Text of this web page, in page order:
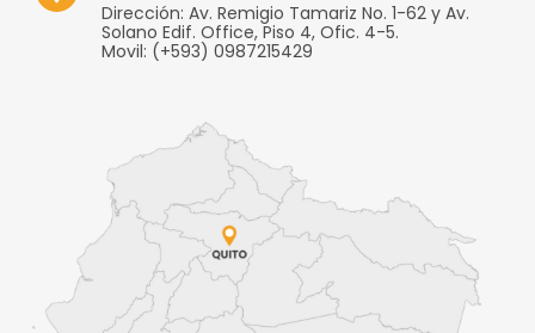
Dirección: Av. Remigio Tamariz No. 1-62 y Av.
Solano Edif. Office, Piso 4, Ofic. 4-5.
Movil: (+593) 0987215429